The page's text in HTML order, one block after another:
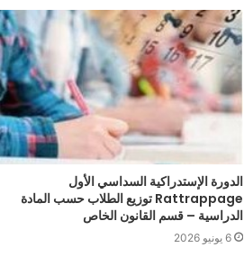
الدورة الإستدراكية السداسي الأول
Rattrappage توزيع الطلاب حسب المادة
الدراسية – قسم القانون الخاص
6 يونيو 2026